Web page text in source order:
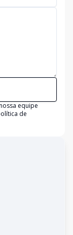
equipe
de